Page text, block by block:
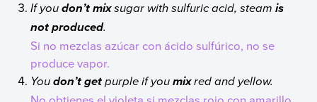
If youdon’t mixsugar with sulfuric acid, steamis
not produced.
Si no mezclas azúcar con ácido sulfúrico, no se
produce vapor.
Youdon’t get purple if youmixred and yellow.